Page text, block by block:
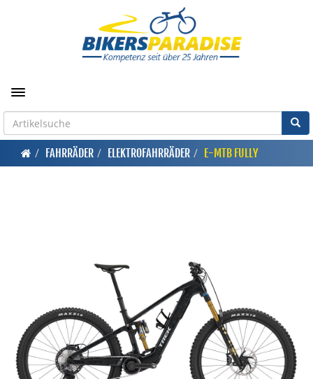
Toggle navigation
FAHRRÄDER ELEKTROFAHRRÄDER E-MTB FULLY